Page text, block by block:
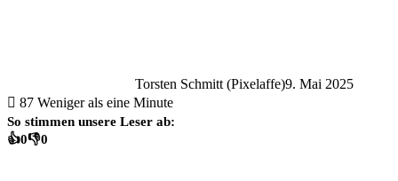
Torsten Schmitt (Pixelaffe)9. Mai 2025
87 Weniger als eine Minute
So stimmen unsere Leser ab:
👍0👎0